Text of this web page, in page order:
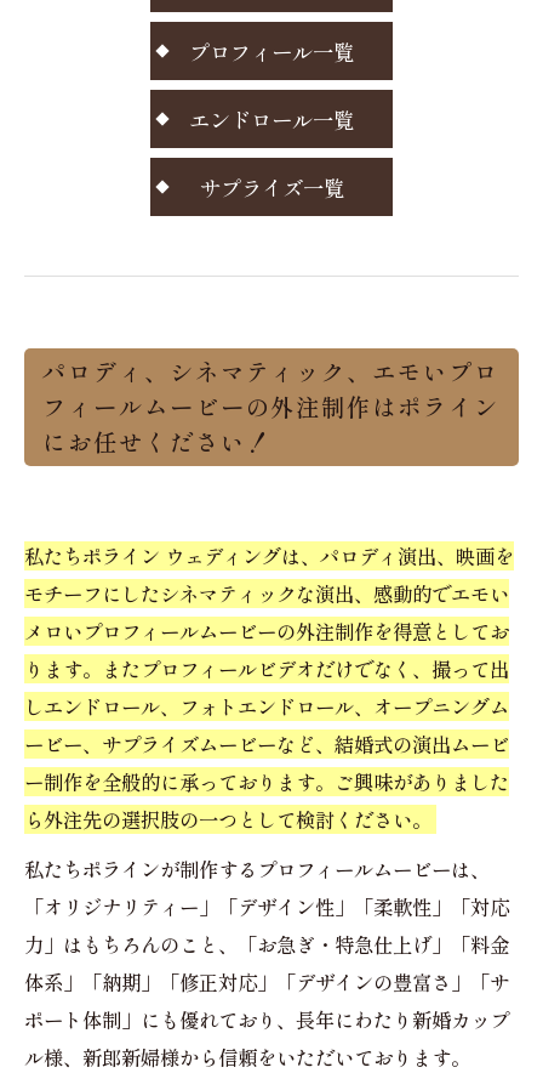
プロフィール一覧
エンドロール一覧
サプライズ一覧
パロディ、シネマティック、エモいプロ
フィールムービーの外注制作はポライン
にお任せください！
私たちポライン ウェディングは、パロディ演出、映画を
モチーフにしたシネマティックな演出、感動的でエモい
メロいプロフィールムービーの外注制作を得意としてお
ります。またプロフィールビデオだけでなく、撮って出
しエンドロール、フォトエンドロール、オープニングム
ービー、サプライズムービーなど、結婚式の演出ムービ
ー制作を全般的に承っております。ご興味がありました
ら外注先の選択肢の一つとして検討ください。
私たちポラインが制作するプロフィールムービーは、
「オリジナリティー」「デザイン性」「柔軟性」「対応
力」はもちろんのこと、「お急ぎ・特急仕上げ」「料金
体系」「納期」「修正対応」「デザインの豊富さ」「サ
ポート体制」にも優れており、長年にわたり新婚カップ
ル様、新郎新婦様から信頼をいただいております。